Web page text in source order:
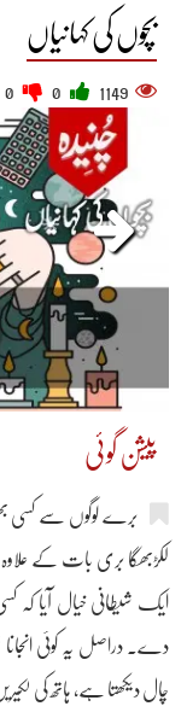
بچوں کی کہانیاں
1149
پیشن گوئی
برے لوگوں سے کسی
لکڑبھگا بری بات کے
ایک شیطانی خیال آیا کہ
دے۔ دراصل یہ کوئی
چال دیکھتا ہے، ہاتھ کی